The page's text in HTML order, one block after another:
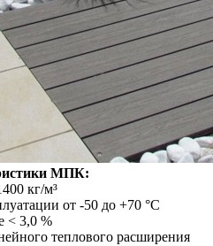
МПК:
кг/м³
от -50 до +70 °С
< 3,0 %
теплового расширения